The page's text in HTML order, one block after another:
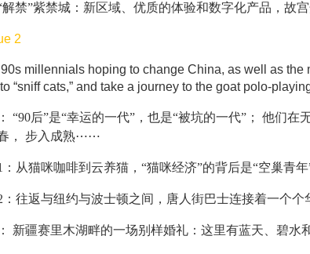
解禁”紫禁城：新区域、优质的体验和数字化产品，故
2
90s millennials hoping to change China, as well as
“sniff cats,” and take a journey to the goat polo-
“90后”是“幸运的一代”，也是“被坑的一代”； 他们
， 步入成熟⋯⋯
：从猫咪咖啡到云养猫，“猫咪经济”的背后是“空巢青
往返与纽约与波士顿之间，唐人街巴士连接着一个
新疆赛里木湖畔的一场别样婚礼：这里有蓝天、碧水